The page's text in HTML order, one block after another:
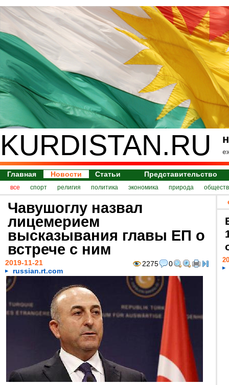
KURDISTAN.RU
Главная Новости Статьи Представительство
все спорт религия политика экономика природа
Чавушоглу назвал
лицемерием
высказывания главы ЕП о
встрече с ним
2275 0
2019-11-21
russian.rt.com